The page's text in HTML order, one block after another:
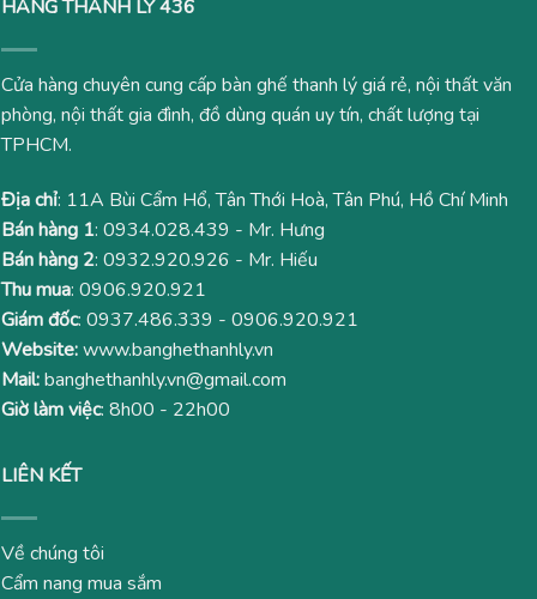
HÀNG THANH LÝ 436
Cửa hàng chuyên cung cấp bàn ghế thanh lý giá rẻ, nội thất văn
phòng, nội thất gia đình, đồ dùng quán uy tín, chất lượng tại
TPHCM.
Địa chỉ: 11A Bùi Cẩm Hổ, Tân Thới Hoà, Tân Phú, Hồ Chí Minh
Bán hàng 1: 0934.028.439 - Mr. Hưng
Bán hàng 2: 0932.920.926 - Mr. Hiếu
Thu mua: 0906.920.921
Giám đốc: 0937.486.339 - 0906.920.921
Website:www.banghethanhly.vn
Mail:banghethanhly.vn@gmail.com
Giờ làm việc: 8h00 - 22h00
LIÊN KẾT
Về chúng tôi
Cẩm nang mua sắm